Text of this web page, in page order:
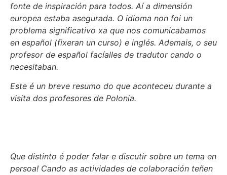
fonte de inspiración para todos. Aí a dimensión
europea estaba asegurada. O idioma non foi un
problema significativo xa que nos comunicabamos
en español (fixeran un curso) e inglés. Ademais, o seu
profesor de español facíalles de tradutor cando o
necesitaban.
Este é un breve resumo do que aconteceu durante a
visita dos profesores de Polonia.
Que distinto é poder falar e discutir sobre un tema en
persoa! Cando as actividades de colaboración teñen